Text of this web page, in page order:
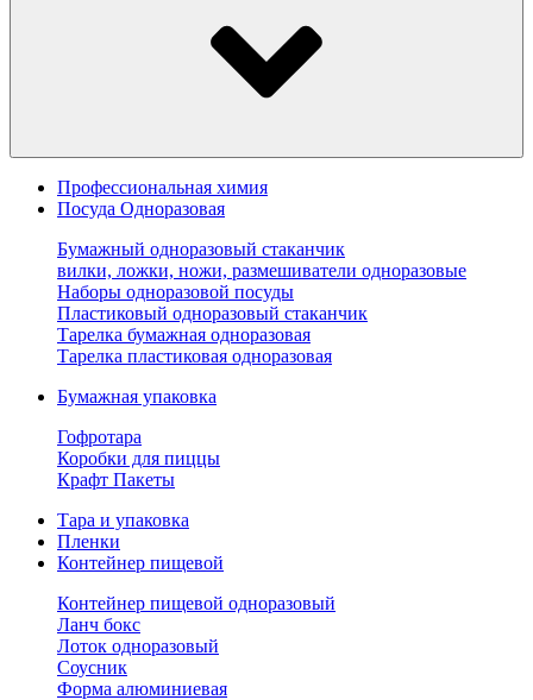
Профессиональная химия
Посуда Одноразовая
Бумажный одноразовый стаканчик
вилки, ложки, ножи, размешиватели одноразовые
Наборы одноразовой посуды
Пластиковый одноразовый стаканчик
Тарелка бумажная одноразовая
Тарелка пластиковая одноразовая
Бумажная упаковка
Гофротара
Коробки для пиццы
Крафт Пакеты
Тара и упаковка
Пленки
Контейнер пищевой
Контейнер пищевой одноразовый
Ланч бокс
Лоток одноразовый
Соусник
Форма алюминиевая